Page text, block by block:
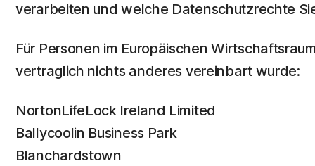
verarbeiten und welche Datenschutzrechte
Für Personen im Europäischen
vertraglich nichts anderes vereinbart wurde:
NortonLifeLock Ireland Limited
Ballycoolin Business Park
Blanchardstown